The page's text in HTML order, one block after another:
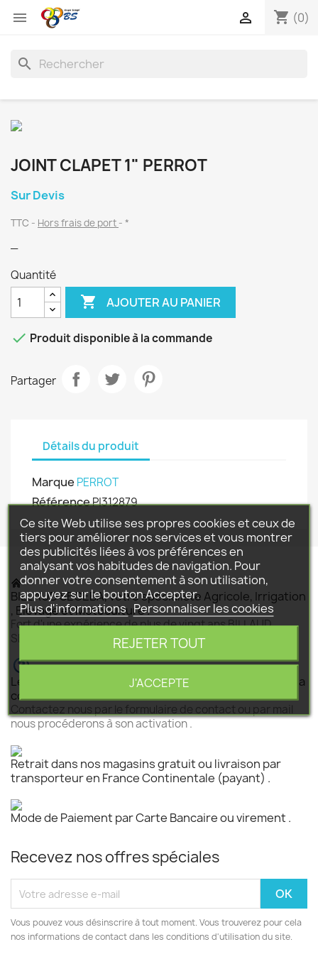
 shopping_cart (0)

search
JOINT CLAPET 1" PERROT
Sur Devis
TTC Hors frais de port *
Quantité
 AJOUTER AU PANIER
 Produit disponible à la commande
Partager
Détails du produit
Marque PERROT
RéférenceP|312879
BILLAUD SEGEBA, votre spécialiste Agricole, Irrigation
, Elevage et Motoculture .
Fort d'une expérience de plus de vingt ans BILLAUD
SEGEBA vous accompagne dans tous vos projets .
Le produit est disponible mais n 'est pas activé pour la
commande ?
Contactez nous par le formulaire de contact ou par mail
nous procéderons à son activation .
Retrait dans nos magasins gratuit ou livraison par
transporteur en France Continentale (payant) .
Mode de Paiement par Carte Bancaire ou virement .
Recevez nos offres spéciales
Vous pouvez vous désinscrire à tout moment. Vous trouverez pour cela
nos informations de contact dans les conditions d'utilisation du site.
Ce site Web utilise ses propres cookies et ceux de
tiers pour améliorer nos services et vous montrer
des publicités liées à vos préférences en
analysant vos habitudes de navigation. Pour
donner votre consentement à son utilisation,
appuyez sur le bouton Accepter.
Plus d'informations Personnaliser les cookies
REJETER TOUT
J'ACCEPTE